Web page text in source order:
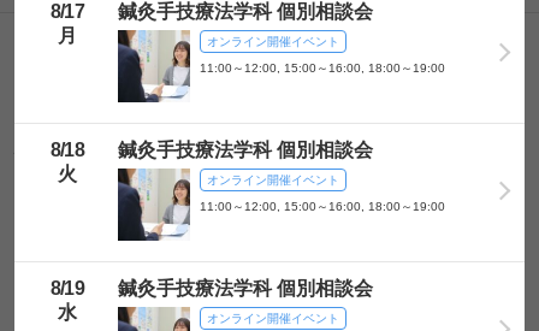
男性 女性 回答しない
卒業予定年
学校情報
8/17
月
鍼灸手技療法学科 個別相談会
オンライン開催イベント
11:00～12:00, 15:00～16:00, 18:00～19:00
8/18
火
鍼灸手技療法学科 個別相談会
オンライン開催イベント
11:00～12:00, 15:00～16:00, 18:00～19:00
8/19
水
鍼灸手技療法学科 個別相談会
オンライン開催イベント